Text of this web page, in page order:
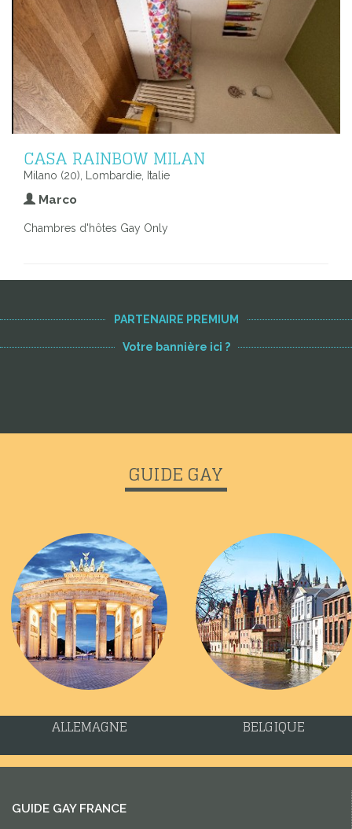
CASA RAINBOW MILAN
Milano (20), Lombardie, Italie
Marco
Chambres d'hôtes Gay Only
PARTENAIRE PREMIUM
Votre bannière ici ?
GUIDE GAY
ALLEMAGNE BELGIQUE
GUIDE GAY FRANCE